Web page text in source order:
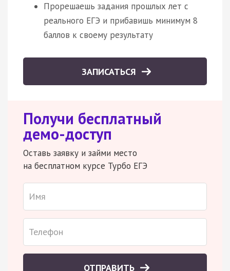
Прорешаешь задания прошлых лет с
реального ЕГЭ и прибавишь минимум 8
баллов к своему результату
ЗАПИСАТЬСЯ
Получи бесплатный
демо-доступ
Оставь заявку и займи место
на бесплатном курсе Турбо ЕГЭ
ОТПРАВИТЬ